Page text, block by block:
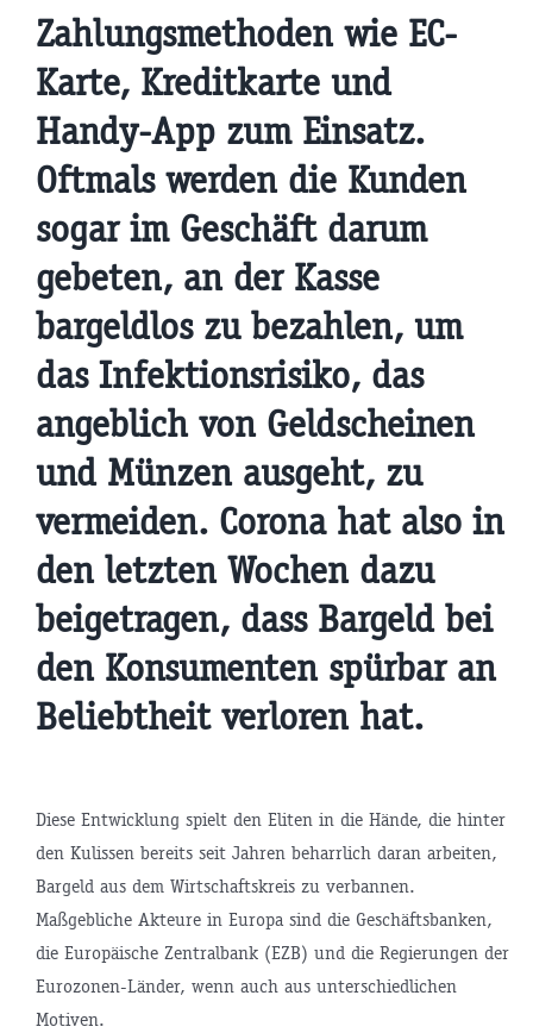
Zahlungsmethoden wie EC-
Karte, Kreditkarte und
Handy-App zum Einsatz.
Oftmals werden die Kunden
sogar im Geschäft darum
gebeten, an der Kasse
bargeldlos zu bezahlen, um
das Infektionsrisiko, das
angeblich von Geldscheinen
und Münzen ausgeht, zu
vermeiden. Corona hat also in
den letzten Wochen dazu
beigetragen, dass Bargeld bei
den Konsumenten spürbar an
Beliebtheit verloren hat.
Diese Entwicklung spielt den Eliten in die Hände, die hinter
den Kulissen bereits seit Jahren beharrlich daran arbeiten,
Bargeld aus dem Wirtschaftskreis zu verbannen.
Maßgebliche Akteure in Europa sind die Geschäftsbanken,
die Europäische Zentralbank (EZB) und die Regierungen der
Eurozonen-Länder, wenn auch aus unterschiedlichen
Motiven.